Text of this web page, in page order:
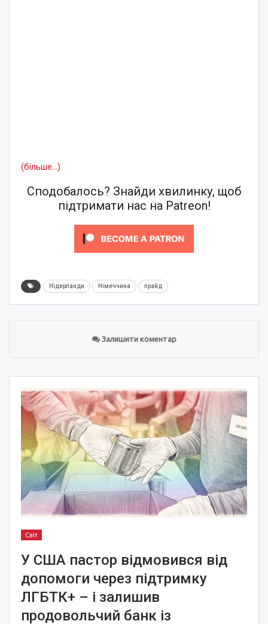
(більше…)
Сподобалось? Знайди хвилинку, щоб
підтримати нас на Patreon!
Нідерланди Німеччина прайд
Залишити коментар
Світ
У США пастор відмовився від
допомоги через підтримку
ЛГБТК+ – і залишив
продовольчий банк із